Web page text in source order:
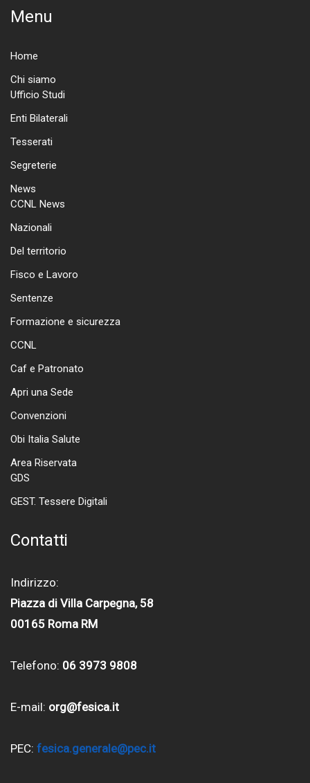
Menu
Home
Chi siamo
Ufficio Studi
Enti Bilaterali
Tesserati
Segreterie
News
CCNL News
Nazionali
Del territorio
Fisco e Lavoro
Sentenze
Formazione e sicurezza
CCNL
Caf e Patronato
Apri una Sede
Convenzioni
Obi Italia Salute
Area Riservata
GDS
GEST. Tessere Digitali
Contatti
Indirizzo:
Piazza di Villa Carpegna, 58
00165 Roma RM
Telefono: 06 3973 9808
E-mail: org@fesica.it
PEC: fesica.generale@pec.it